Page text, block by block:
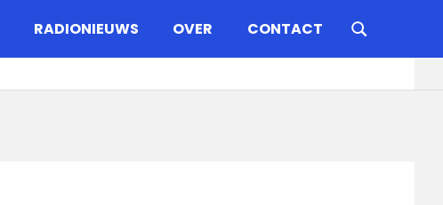
RADIONIEUWS OVER CONTACT